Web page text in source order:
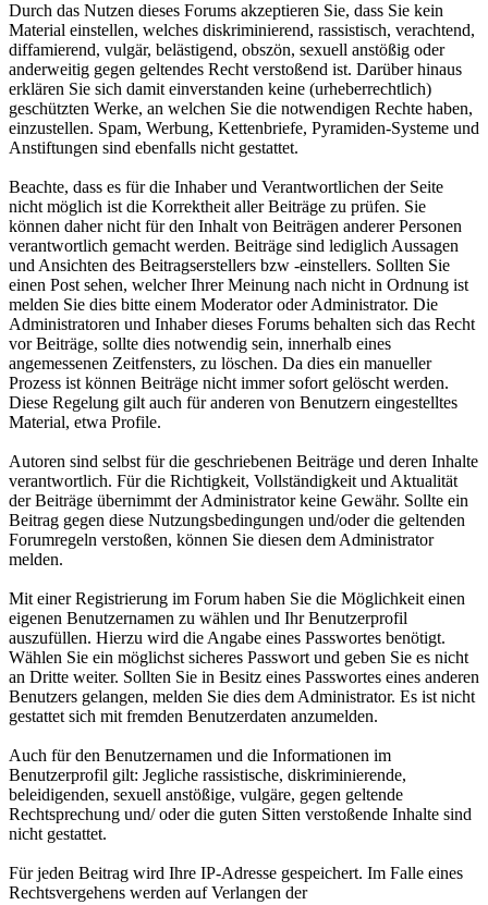
Durch das Nutzen dieses Forums akzeptieren Sie, dass Sie kein
Material einstellen, welches diskriminierend, rassistisch, verachtend,
diffamierend, vulgär, belästigend, obszön, sexuell anstößig oder
anderweitig gegen geltendes Recht verstoßend ist. Darüber hinaus
erklären Sie sich damit einverstanden keine (urheberrechtlich)
geschützten Werke, an welchen Sie die notwendigen Rechte haben,
einzustellen. Spam, Werbung, Kettenbriefe, Pyramiden-Systeme und
Anstiftungen sind ebenfalls nicht gestattet.
Beachte, dass es für die Inhaber und Verantwortlichen der Seite
nicht möglich ist die Korrektheit aller Beiträge zu prüfen. Sie
können daher nicht für den Inhalt von Beiträgen anderer Personen
verantwortlich gemacht werden. Beiträge sind lediglich Aussagen
und Ansichten des Beitragserstellers bzw -einstellers. Sollten Sie
einen Post sehen, welcher Ihrer Meinung nach nicht in Ordnung ist
melden Sie dies bitte einem Moderator oder Administrator. Die
Administratoren und Inhaber dieses Forums behalten sich das Recht
vor Beiträge, sollte dies notwendig sein, innerhalb eines
angemessenen Zeitfensters, zu löschen. Da dies ein manueller
Prozess ist können Beiträge nicht immer sofort gelöscht werden.
Diese Regelung gilt auch für anderen von Benutzern eingestelltes
Material, etwa Profile.
Autoren sind selbst für die geschriebenen Beiträge und deren Inhalte
verantwortlich. Für die Richtigkeit, Vollständigkeit und Aktualität
der Beiträge übernimmt der Administrator keine Gewähr. Sollte ein
Beitrag gegen diese Nutzungsbedingungen und/oder die geltenden
Forumregeln verstoßen, können Sie diesen dem Administrator
melden.
Mit einer Registrierung im Forum haben Sie die Möglichkeit einen
eigenen Benutzernamen zu wählen und Ihr Benutzerprofil
auszufüllen. Hierzu wird die Angabe eines Passwortes benötigt.
Wählen Sie ein möglichst sicheres Passwort und geben Sie es nicht
an Dritte weiter. Sollten Sie in Besitz eines Passwortes eines anderen
Benutzers gelangen, melden Sie dies dem Administrator. Es ist nicht
gestattet sich mit fremden Benutzerdaten anzumelden.
Auch für den Benutzernamen und die Informationen im
Benutzerprofil gilt: Jegliche rassistische, diskriminierende,
beleidigenden, sexuell anstößige, vulgäre, gegen geltende
Rechtsprechung und/ oder die guten Sitten verstoßende Inhalte sind
nicht gestattet.
Für jeden Beitrag wird Ihre IP-Adresse gespeichert. Im Falle eines
Rechtsvergehens werden auf Verlangen der